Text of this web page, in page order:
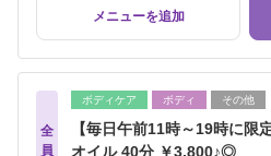
メニューを追加
全
員
ボディケア ボディ その他
【毎日午前11時～19時に限
オイル 40分 ￥3,800♪◎